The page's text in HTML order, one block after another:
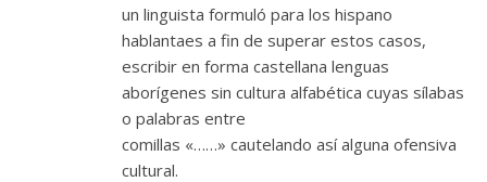
un linguista formuló para los hispano
hablantaes a fin de superar estos casos,
escribir en forma castellana lenguas
aborígenes sin cultura alfabética cuyas sílabas
o palabras entre
comillas «……» cautelando así alguna ofensiva
cultural.